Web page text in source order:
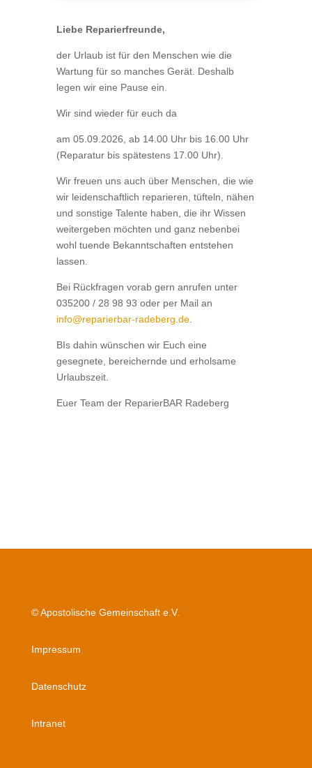
Liebe Reparierfreunde,
der Urlaub ist für den Menschen wie die
Wartung für so manches Gerät. Deshalb
legen wir eine Pause ein.
Wir sind wieder für euch da
am 05.09.2026, ab 14.00 Uhr bis 16.00 Uhr
(Reparatur bis spätestens 17.00 Uhr).
Wir freuen uns auch über Menschen, die wie
wir leidenschaftlich reparieren, tüfteln, nähen
und sonstige Talente haben, die ihr Wissen
weitergeben möchten und ganz nebenbei
wohl tuende Bekanntschaften entstehen
lassen.
Bei Rückfragen vorab gern anrufen unter
035200 / 28 98 93 oder per Mail an
info@reparierbar-radeberg.de.
BIs dahin wünschen wir Euch eine
gesegnete, bereichernde und erholsame
Urlaubszeit.
Euer Team der ReparierBAR Radeberg
© Apostolische Gemeinschaft e.V.
Impressum
Datenschutz
Intranet